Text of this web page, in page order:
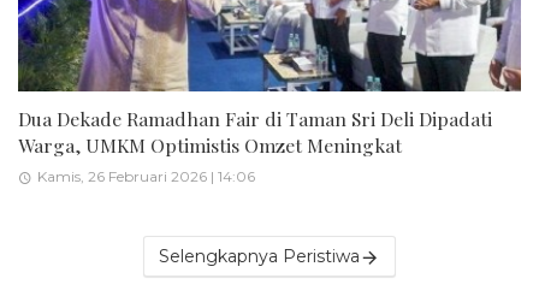
Dua Dekade Ramadhan Fair di Taman Sri Deli Dipadati
Warga, UMKM Optimistis Omzet Meningkat
Kamis, 26 Februari 2026 | 14:06
Selengkapnya Peristiwa